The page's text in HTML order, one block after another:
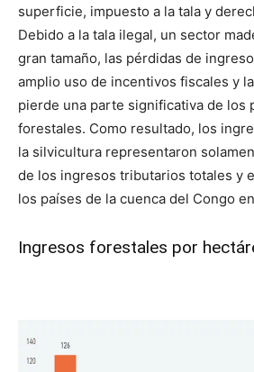
superficie, impuesto a la tala y
Debido a la tala ilegal, un sector
gran tamaño, las pérdidas de
amplio uso de incentivos fiscales y
pierde una parte significativa de los
forestales. Como resultado, los
la silvicultura representaron
de los ingresos tributarios totales y
los países de la cuenca del Congo
Ingresos forestales por